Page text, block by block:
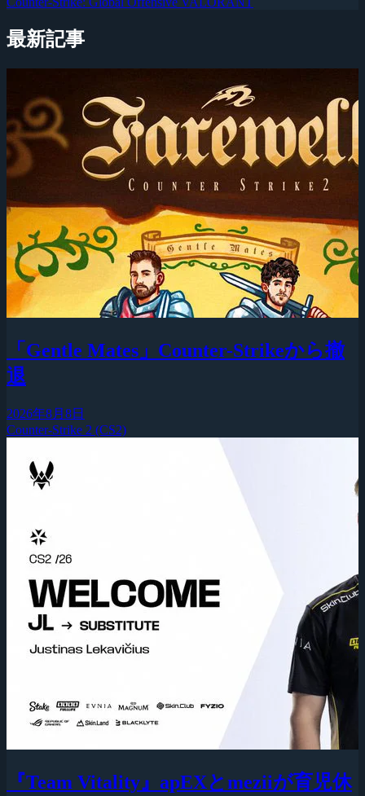
最新記事
「Gentle Mates」Counter-Strikeから撤
退
2026年8月8日
Counter-Strike 2 (CS2)
『Team Vitality』apEXとmeziiが育児休